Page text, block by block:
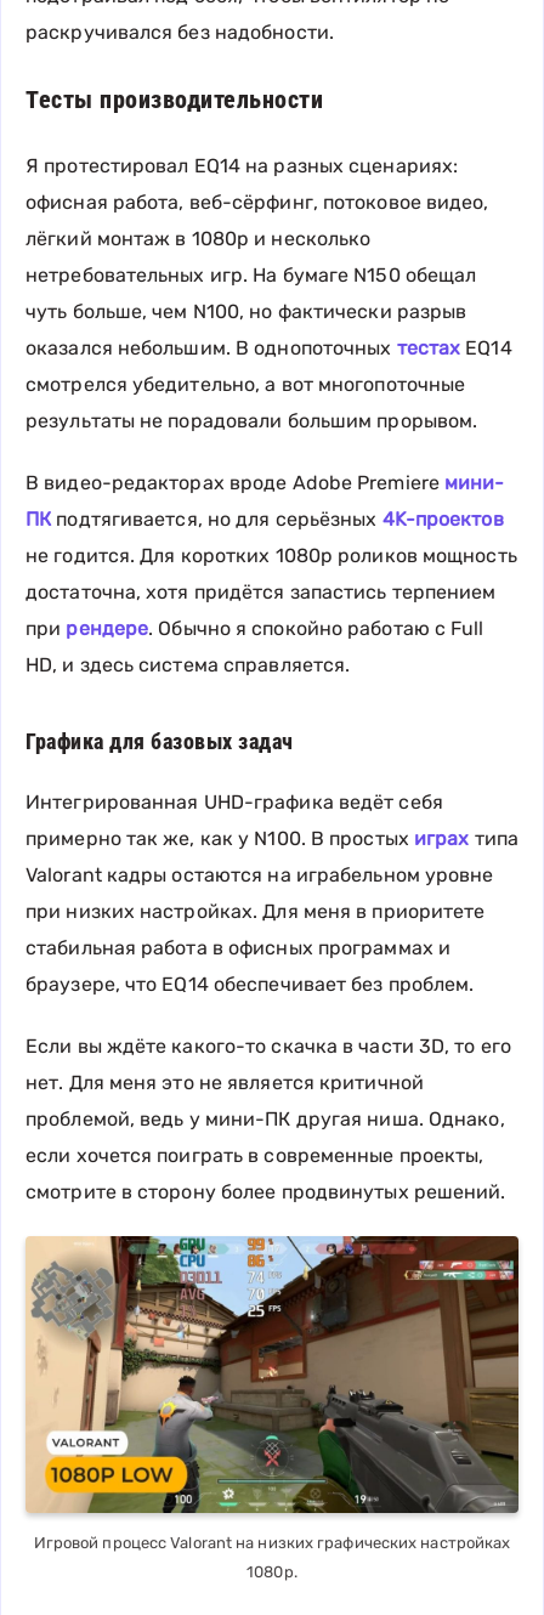
раскручивался без надобности.
Тесты производительности
Я протестировал EQ14 на разных сценариях:
офисная работа, веб-сёрфинг, потоковое видео,
лёгкий монтаж в 1080p и несколько
нетребовательных игр. На бумаге N150 обещал
чуть больше, чем N100, но фактически разрыв
оказался небольшим. В однопоточных тестах EQ14
смотрелся убедительно, а вот многопоточные
результаты не порадовали большим прорывом.
В видео-редакторах вроде Adobe Premiere мини-
ПКподтягивается, но для серьёзных 4K-проектов
не годится. Для коротких 1080p роликов мощность
достаточна, хотя придётся запастись терпением
при рендере. Обычно я спокойно работаю с Full
HD, и здесь система справляется.
Графика для базовых задач
Интегрированная UHD-графика ведёт себя
примерно так же, как у N100. В простых играх типа
Valorant кадры остаются на играбельном уровне
при низких настройках. Для меня в приоритете
стабильная работа в офисных программах и
браузере, что EQ14 обеспечивает без проблем.
Если вы ждёте какого-то скачка в части 3D, то его
нет. Для меня это не является критичной
проблемой, ведь у мини-ПК другая ниша. Однако,
если хочется поиграть в современные проекты,
смотрите в сторону более продвинутых решений.
Игровой процесс Valorant на низких графических настройках
1080p.